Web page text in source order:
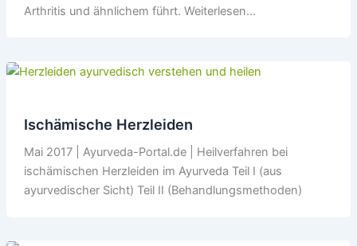
Arthritis und ähnlichem führt. Weiterlesen…
Ischämische Herzleiden
Mai 2017 | Ayurveda-Portal.de | Heilverfahren bei
ischämischen Herzleiden im Ayurveda Teil I (aus
ayurvedischer Sicht) Teil II (Behandlungsmethoden)